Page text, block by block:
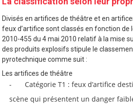
Divisés en artifices de théâtre et en
feux d’artifice sont classés en fonction de
2010-455 du 4 mai 2010 relatif à la mise
des produits explosifs stipule le
pyrotechnique comme suit :
Les artifices de théâtre
Catégorie T1 : feux d’artifice
scène qui présentent un danger